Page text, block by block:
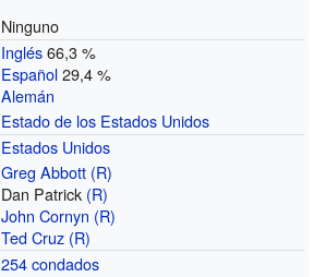
Ninguno
Inglés66,3 %
Español29,4 %
Alemán
Estado de los Estados Unidos
Estados Unidos
Greg Abbott (R)
Dan Patrick (R)
John Cornyn (R)
Ted Cruz (R)
254 condados